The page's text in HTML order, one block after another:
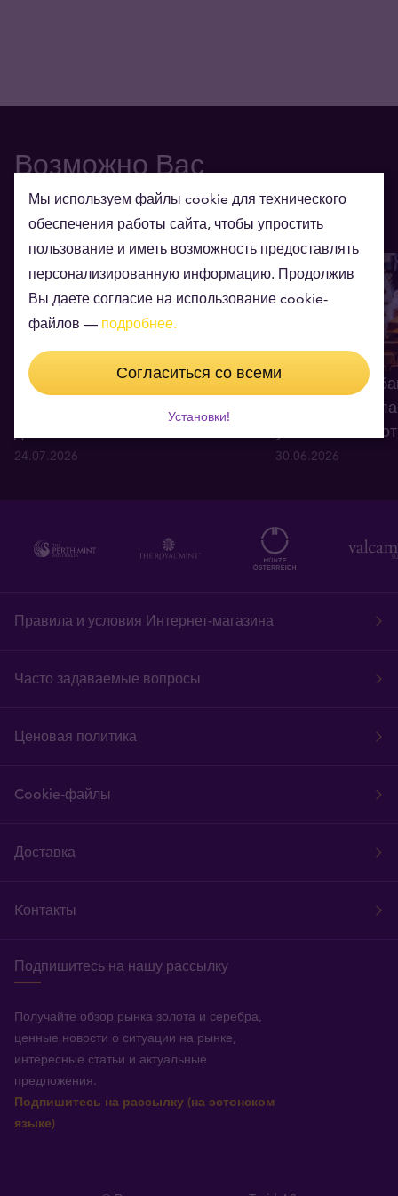
Возможно Вас
заинтересует также
Глобальный долг на карте:
24.07.2026
Опрос
число стран
увеличить
30.06.2026
Правила и условия Интернет-магазина
Часто задаваемые вопросы
Ценовая политика
Cookie-файлы
Доставка
Kонтакты
Подпишитесь на нашу рассылку
Получайте обзор рынка золота и серебра,
ценные новости о ситуации на рынке,
интересные статьи и актуальные
предложения.
Подпишитесь на рассылку (на эстонском
языке)
Мы используем файлы cookie для технического
обеспечения работы сайта, чтобы упростить
пользование и иметь возможность предоставлять
персонализированную информацию. Продолжив
Вы даете согласие на использование cookie-
файлов — подробнее.
Согласиться со всеми
Установки!